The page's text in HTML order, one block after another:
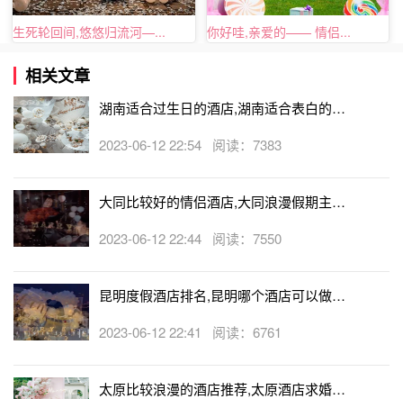
生死轮回间,悠悠归流河—... 你好哇,亲爱的—— 情侣...
相关文章
湖南适合过生日的酒店,湖南适合表白的酒
2023-06-12 22:54 阅读：7383
大同比较好的情侣酒店,大同浪漫假期主题
2023-06-12 22:44 阅读：7550
昆明度假酒店排名,昆明哪个酒店可以做求
2023-06-12 22:41 阅读：6761
太原比较浪漫的酒店推荐,太原酒店求婚可